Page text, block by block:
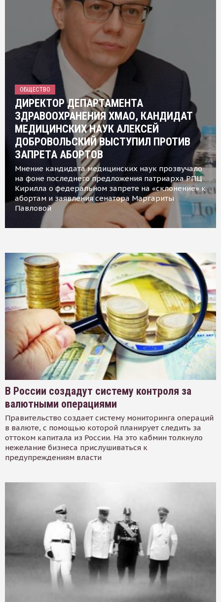
ОБЩЕСТВО
ДИРЕКТОР ДЕПАРТАМЕНТА
ЗДРАВООХРАНЕНИЯ ХМАО, КАНДИДАТ
МЕДИЦИНСКИХ НАУК АЛЕКСЕЙ
ДОБРОВОЛЬСКИЙ ВЫСТУПИЛ ПРОТИВ
ЗАПРЕТА АБОРТОВ
Мнение кандидата медицинских наук прозвучало
на фоне последнего предложения патриарха РПЦ
Кирилла о федеральном запрете на «склонение» к
абортам и заявления сенатора Маргариты
Павловой
В России создадут систему контроля за
валютными операциями
Правительство создает систему мониторинга операций
в валюте, с помощью которой планирует следить за
оттоком капитала из России. На это кабмин толкнуло
нежелание бизнеса прислушиваться к
предупреждениям власти